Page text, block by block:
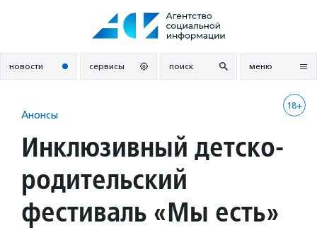
новости сервисы поиск меню
18+
Анонсы
Инклюзивный детско-
родительский
фестиваль «Мы есть»